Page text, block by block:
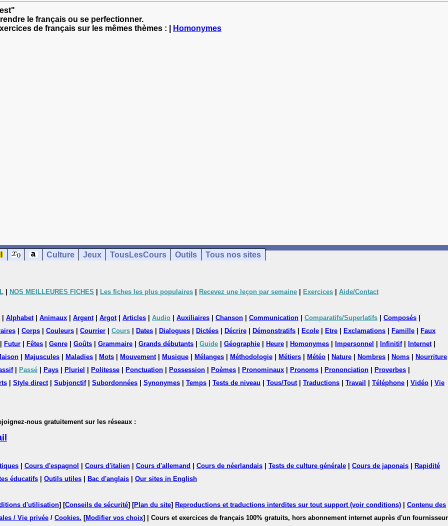
le français ou se perfectionner.
de français sur les mêmes thèmes : | Homonymes
Culture Jeux TousLesCours Outils Tous nos sites
NOS MEILLEURES FICHES Les fiches les plus populaires Recevez une leçon par semaine Exercices Aide/Contact
Alphabet| Animaux Argent| Argot| Articles Audio Auxiliaires Chanson Communication Comparatifs/Superlatifs Composés
Corps Couleurs Courrier Cours Dates Dialogues Dictées Décrire Démonstratifs Ecole Etre Exclamations Famille
Faux
Futur Fêtes Genre Goûts Grammaire Grands débutants Guide Géographie Heure Homonymes Impersonnel Infinitif| Internet|
Majuscules Maladies Mots Mouvement| Musique Mélanges Méthodologie Métiers Météo Nature Nombres Noms
Nourriture
| Passé Pays Pluriel Politesse Ponctuation Possession Poèmes Pronominaux Pronoms Prononciation Proverbes
Style direct| Subjonctif| Subordonnées Synonymes Temps Tests de niveau Tous/Tout| Traductions Travail Téléphone Vidéo
Vie
nous gratuitement sur les réseaux :
Cours d'espagnol Cours d'italien Cours d'allemand Cours de néerlandais Tests de culture générale Cours de japonais
Rapidité
éducatifs Outils utiles Bac d'anglais Our sites in English
d'utilisation] [Conseils de sécurité] [Plan du site] Reproductions et traductions interdites sur tout support (voir conditions)
Contenu des
/ Vie privée / Cookies. [Modifier vos choix] | Cours et exercices de français 100% gratuits, hors abonnement internet auprès d'un fournisseur